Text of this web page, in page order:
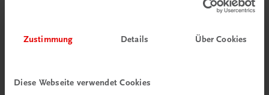
Zustimmung Details Über Cookies
Diese Webseite verwendet Cookies